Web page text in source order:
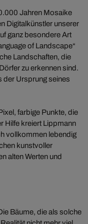
Jahren Mosaike
Digitalkünstler unserer
ganz besondere Art
of Landscape“
Landschaften, die
zu erkennen sind.
der Ursprung seines
farbige Punkte, die
Hilfe kreiert Lippmann
vollkommen lebendig
kunstvoller
alten Werten und
Bäume, die als solche